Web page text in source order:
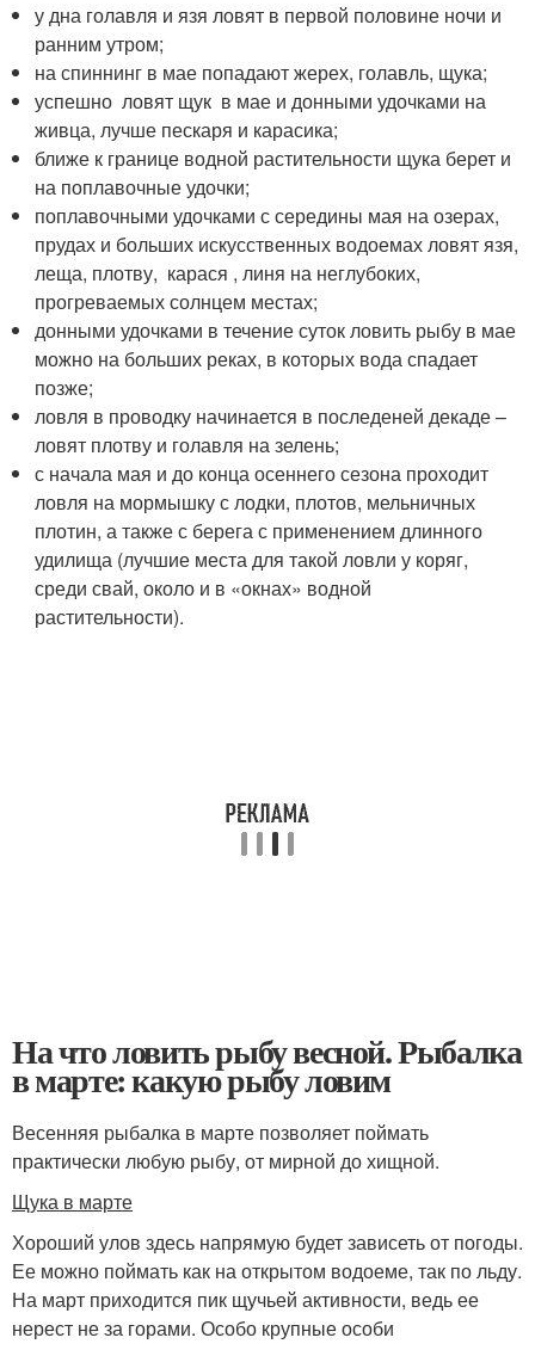
у дна голавля и язя ловят в первой половине ночи и
ранним утром;
на спиннинг в мае попадают жерех, голавль, щука;
успешно ловят щук в мае и донными удочками на
живца, лучше пескаря и карасика;
ближе к границе водной растительности щука берет и
на поплавочные удочки;
поплавочными удочками с середины мая на озерах,
прудах и больших искусственных водоемах ловят язя,
леща, плотву, карася , линя на неглубоких,
прогреваемых солнцем местах;
донными удочками в течение суток ловить рыбу в мае
можно на больших реках, в которых вода спадает
позже;
ловля в проводку начинается в последеней декаде –
ловят плотву и голавля на зелень;
с начала мая и до конца осеннего сезона проходит
ловля на мормышку с лодки, плотов, мельничных
плотин, а также с берега с применением длинного
удилища (лучшие места для такой ловли у коряг,
среди свай, около и в «окнах» водной
растительности).
На что ловить рыбу весной. Рыбалка
в марте: какую рыбу ловим
Весенняя рыбалка в марте позволяет поймать
практически любую рыбу, от мирной до хищной.
Щука в марте
Хороший улов здесь напрямую будет зависеть от погоды.
Ее можно поймать как на открытом водоеме, так по льду.
На март приходится пик щучьей активности, ведь ее
нерест не за горами. Особо крупные особи